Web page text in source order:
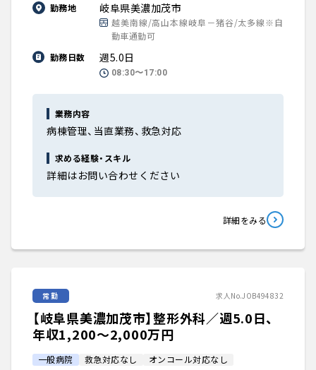
勤務地 岐阜県美濃加茂市
越美南線/高山本線岐阜－猪谷/太多線※自
動車通勤可
勤務日数
週5.0日
08:30〜17:00
業務内容
病棟管理、当直業務、救急対応
求める経験・スキル
詳細はお問い合わせください
詳細をみる
常勤 求人No.JOB494832
【岐阜県美濃加茂市】整形外科／週5.0日、
年収1,200〜2,000万円
一般病院 救急対応なし オンコール対応なし